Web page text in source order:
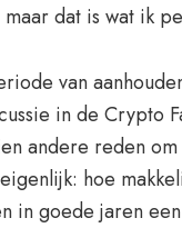
dat is wat ik
van
in de Crypto
andere reden
hoe
in goede jaren